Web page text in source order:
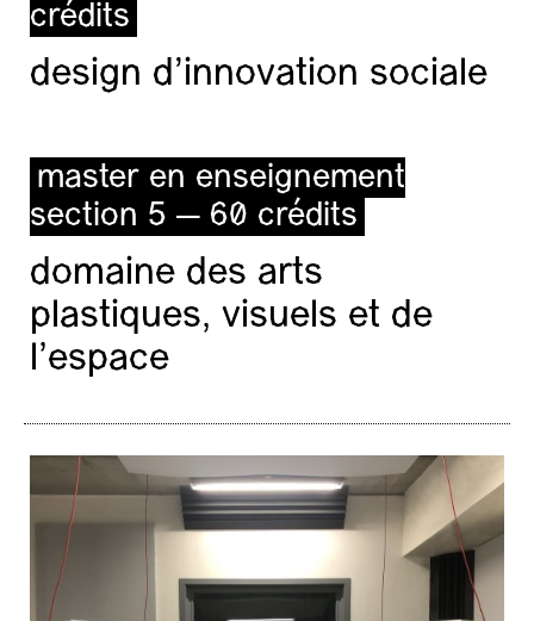
crédits
design d'innovation sociale
master en enseignement
section 5 — 60 crédits
domaine des arts
plastiques, visuels et de
l’espace